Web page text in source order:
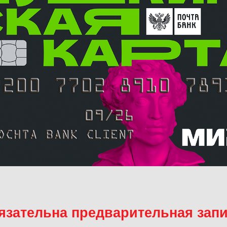
предварительная